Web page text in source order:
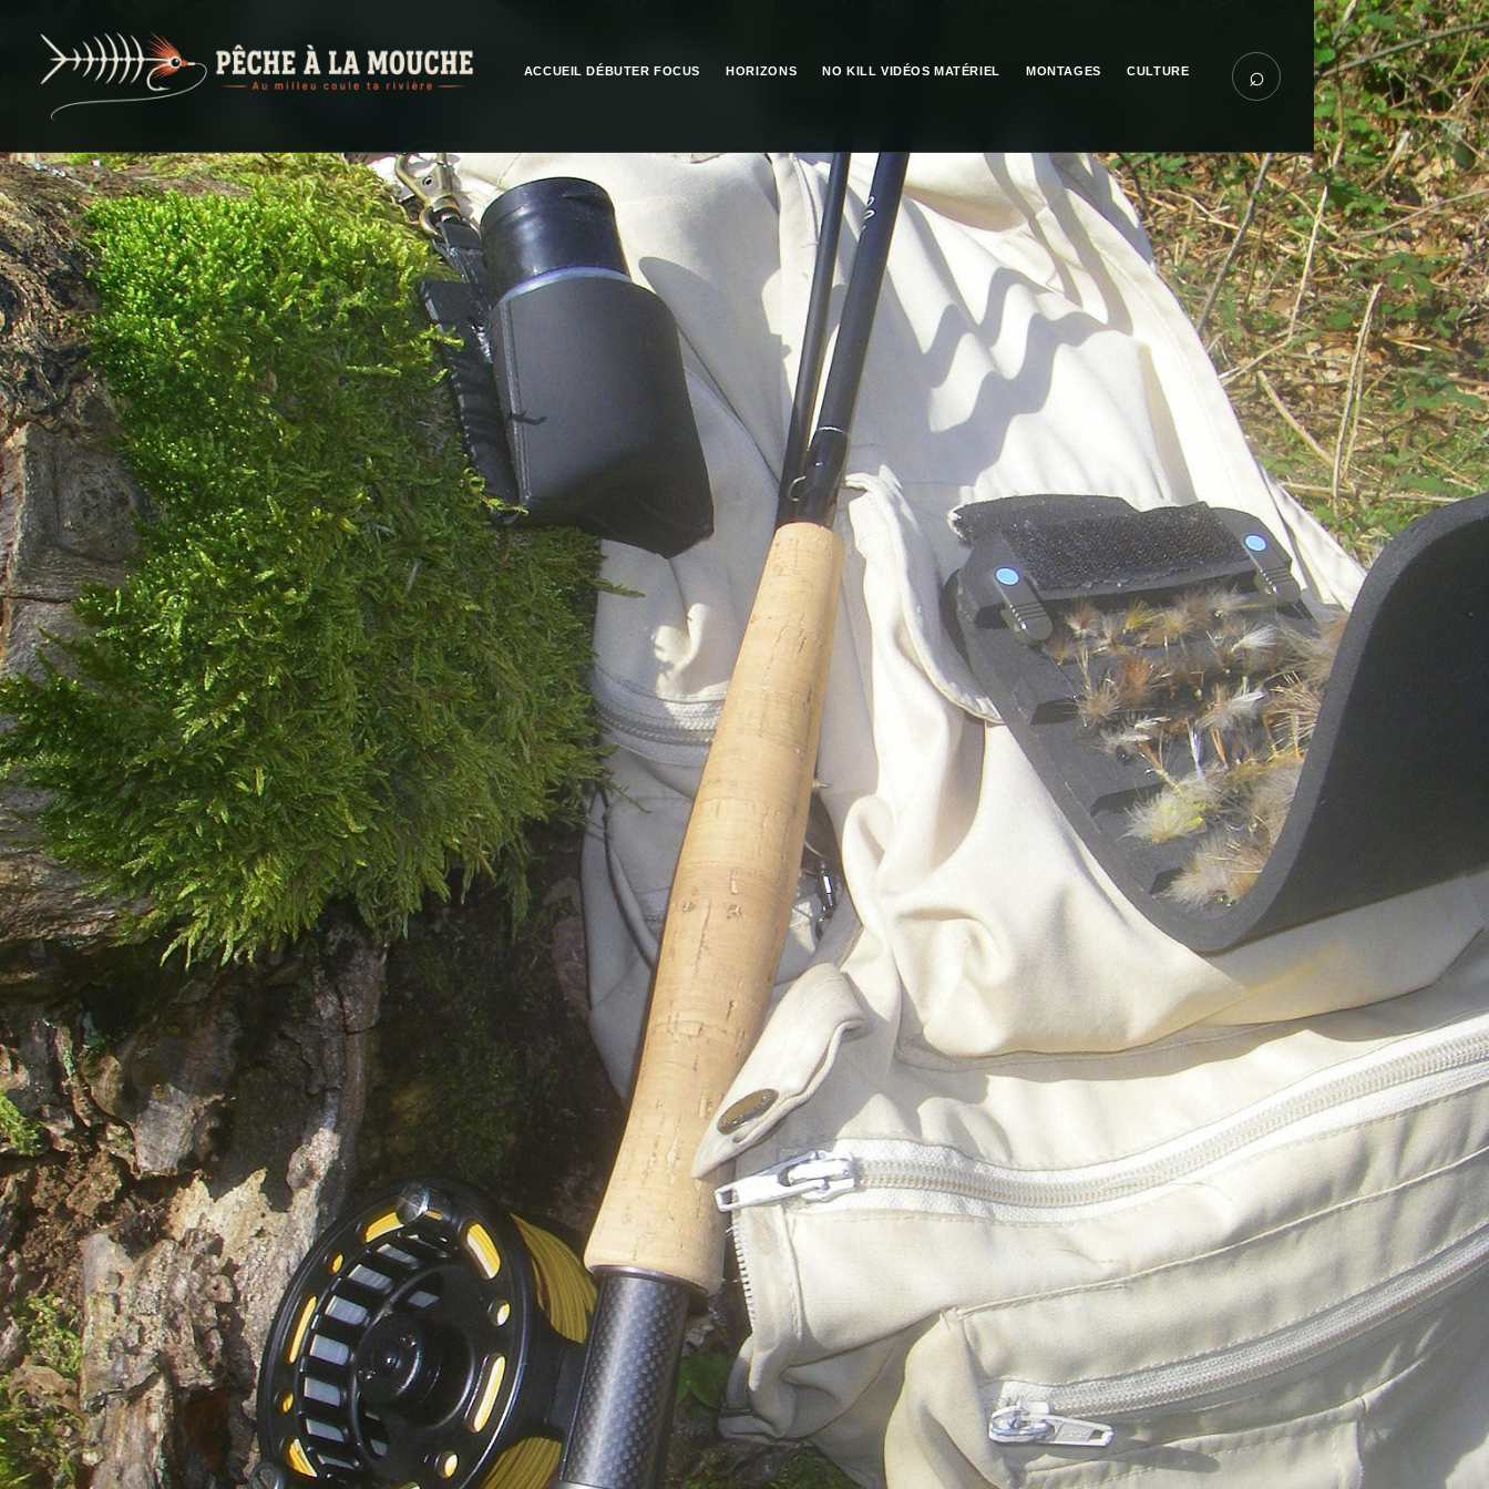
PECHE A LA MOUCHE
ACCUEIL DÉBUTER FOCUS HORIZONS NO KILL VIDÉOS MATÉRIEL MONTAGES CULTURE ⌕